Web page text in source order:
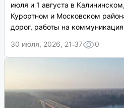
июля и 1 августа в
Курортном и Московском
дорог, работы на
30 июля, 2026, 21:37
0